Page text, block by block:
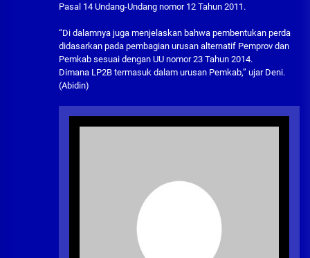
Pasal 14 Undang-Undang nomor 12 Tahun 2011.
“Di dalamnya juga menjelaskan bahwa pembentukan perda
didasarkan pada pembagian urusan alternatif Pemprov dan
Pemkab sesuai dengan UU nomor 23 Tahun 2014.
Dimana LP2B termasuk dalam urusan Pemkab,” ujar Deni.
(Abidin)